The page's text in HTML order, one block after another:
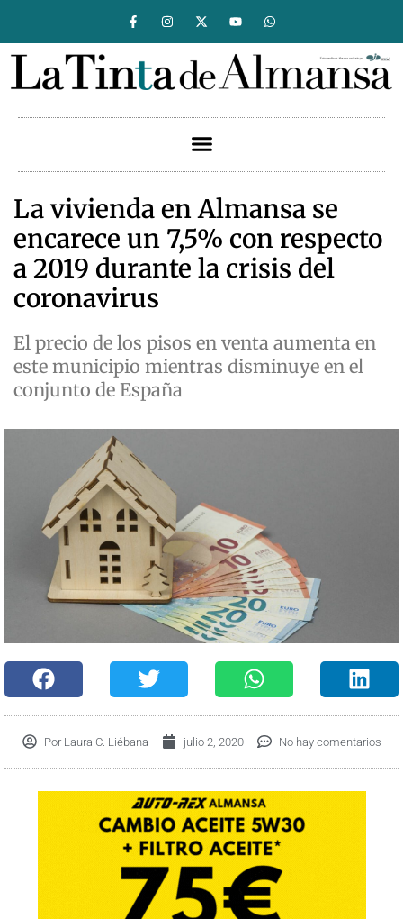
La vivienda en Almansa se
encarece un 7,5% con respecto
a 2019 durante la crisis del
coronavirus
El precio de los pisos en venta aumenta en
este municipio mientras disminuye en el
conjunto de España
PorLaura C. Liébana julio 2, 2020 No hay comentarios